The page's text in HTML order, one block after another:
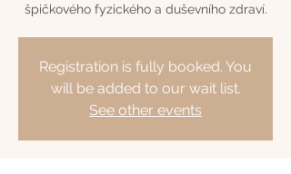
špičkového fyzického a duševního zdraví.
Registration is fully booked. You
will be added to our wait list.
See other events